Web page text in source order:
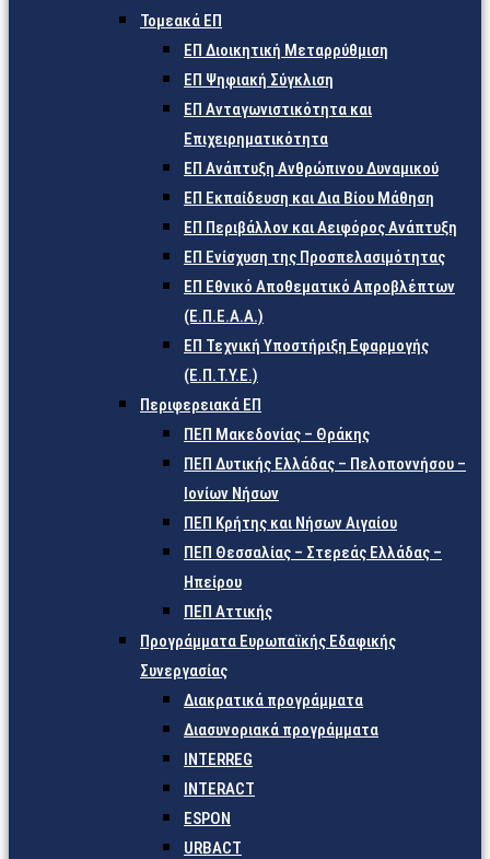
Τομεακά ΕΠ
ΕΠ Διοικητική Μεταρρύθμιση
ΕΠ Ψηφιακή Σύγκλιση
ΕΠ Ανταγωνιστικότητα και
Επιχειρηματικότητα
ΕΠ Ανάπτυξη Ανθρώπινου Δυναμικού
ΕΠ Εκπαίδευση και Δια Βίου Μάθηση
ΕΠ Περιβάλλον και Αειφόρος Ανάπτυξη
ΕΠ Ενίσχυση της Προσπελασιμότητας
ΕΠ Εθνικό Αποθεματικό Απροβλέπτων
(Ε.Π.Ε.Α.Α.)
ΕΠ Τεχνική Υποστήριξη Εφαρμογής
(Ε.Π.Τ.Υ.Ε.)
Περιφερειακά ΕΠ
ΠΕΠ Μακεδονίας – Θράκης
ΠΕΠ Δυτικής Ελλάδας – Πελοποννήσου –
Ιονίων Νήσων
ΠΕΠ Κρήτης και Νήσων Αιγαίου
ΠΕΠ Θεσσαλίας – Στερεάς Ελλάδας –
Ηπείρου
ΠΕΠ Αττικής
Προγράμματα Ευρωπαϊκής Εδαφικής
Συνεργασίας
Διακρατικά προγράμματα
Διασυνοριακά προγράμματα
INTERREG
INTERACT
ESPON
URBACT